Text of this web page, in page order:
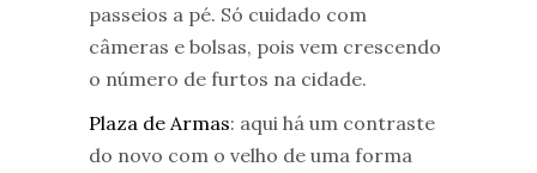
passeios a pé. Só cuidado com
câmeras e bolsas, pois vem crescendo
o número de furtos na cidade.
Plaza de Armas: aqui há um contraste
do novo com o velho de uma forma